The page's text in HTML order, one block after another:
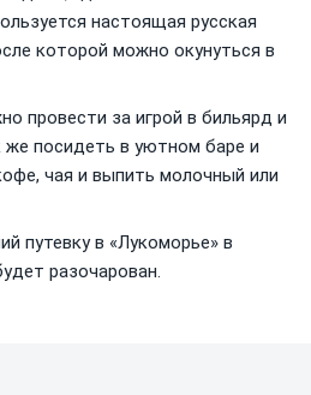
настоящая русская
которой можно окунуться в
провести за игрой в бильярд и
посидеть в уютном баре и
чая и выпить молочный или
путевку в «Лукоморье» в
разочарован.